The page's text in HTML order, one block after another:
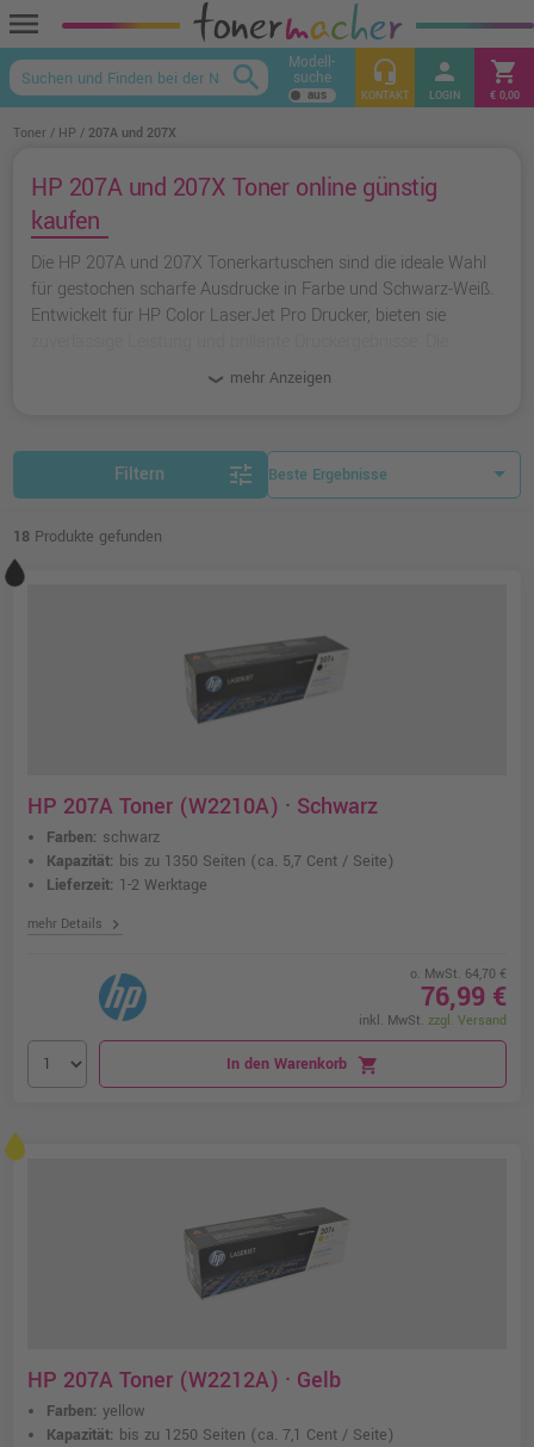
menu
keyboard_arrow_up
search Modell-
suche headset_mic
KONTAKT
person
LOGIN
shopping_cart
€ 0,00
Toner HP 207A und 207X
HP 207A und 207X Toner online günstig
kaufen
Die HP 207A und 207X Tonerkartuschen sind die ideale Wahl
für gestochen scharfe Ausdrucke in Farbe und Schwarz-Weiß.
Entwickelt für HP Color LaserJet Pro Drucker, bieten sie
Standardkartuschen (207A) eignen sich für gelegentlichen
Druckbedarf, während die XL-Versionen (207X) mit höherer
Alternative darstellen. Für preisbewusste Kunden gibt es
zudem hochwertige Ampertec-Alternativen mit attraktiven
Zusatzleistungen.
mehr Anzeigen
Filtern tune
18 Produkte gefunden
HP 207A Toner (W2210A) · Schwarz
Farben: schwarz
Kapazität: bis zu 1350 Seiten (ca. 5,7 Cent / Seite)
Lieferzeit: 1-2 Werktage
mehr Details chevron_right
o. MwSt. 64,70 €
76,99 €
inkl. MwSt. zzgl. Versand
In den Warenkorb shopping_cart
HP 207A Toner (W2212A) · Gelb
Farben: yellow
Kapazität: bis zu 1250 Seiten (ca. 7,1 Cent / Seite)